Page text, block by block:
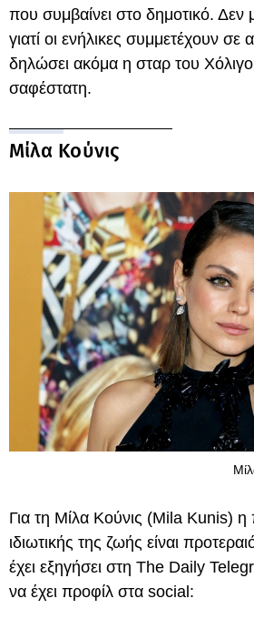
που συμβαίνει στο δημοτικό.
γιατί οι ενήλικες συμμετέχουν σε
δηλώσει ακόμα η σταρ του
σαφέστατη.
Μίλα Κούνις
Για τη Μίλα Κούνις (Mila Kunis) η
ιδιωτικής της ζωής είναι
έχει εξηγήσει στη The Daily
να έχει προφίλ στα social: